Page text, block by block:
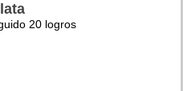
20 logros